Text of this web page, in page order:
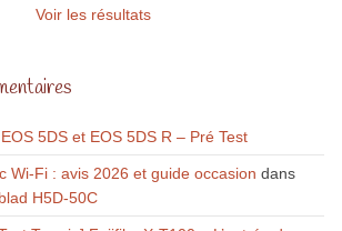
Voir les résultats
5DS et EOS 5DS R – Pré Test
Wi-Fi : avis 2026 et guide occasion dans
H5D-50C